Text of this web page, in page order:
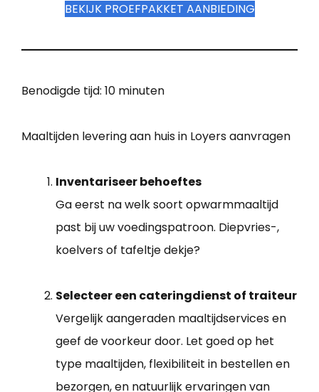
BEKIJK PROEFPAKKET AANBIEDING
Benodigde tijd: 10 minuten
Maaltijden levering aan huis in Loyers aanvragen
Inventariseer behoeftes
Ga eerst na welk soort opwarmmaaltijd
past bij uw voedingspatroon. Diepvries-,
koelvers of tafeltje dekje?
Selecteer een cateringdienst of traiteur
Vergelijk aangeraden maaltijdservices en
geef de voorkeur door. Let goed op het
type maaltijden, flexibiliteit in bestellen en
bezorgen, en natuurlijk ervaringen van